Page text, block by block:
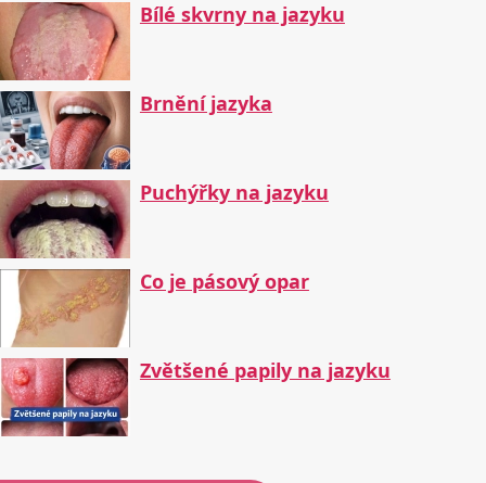
Bílé skvrny na jazyku
Brnění jazyka
Puchýřky na jazyku
Co je pásový opar
Zvětšené papily na jazyku